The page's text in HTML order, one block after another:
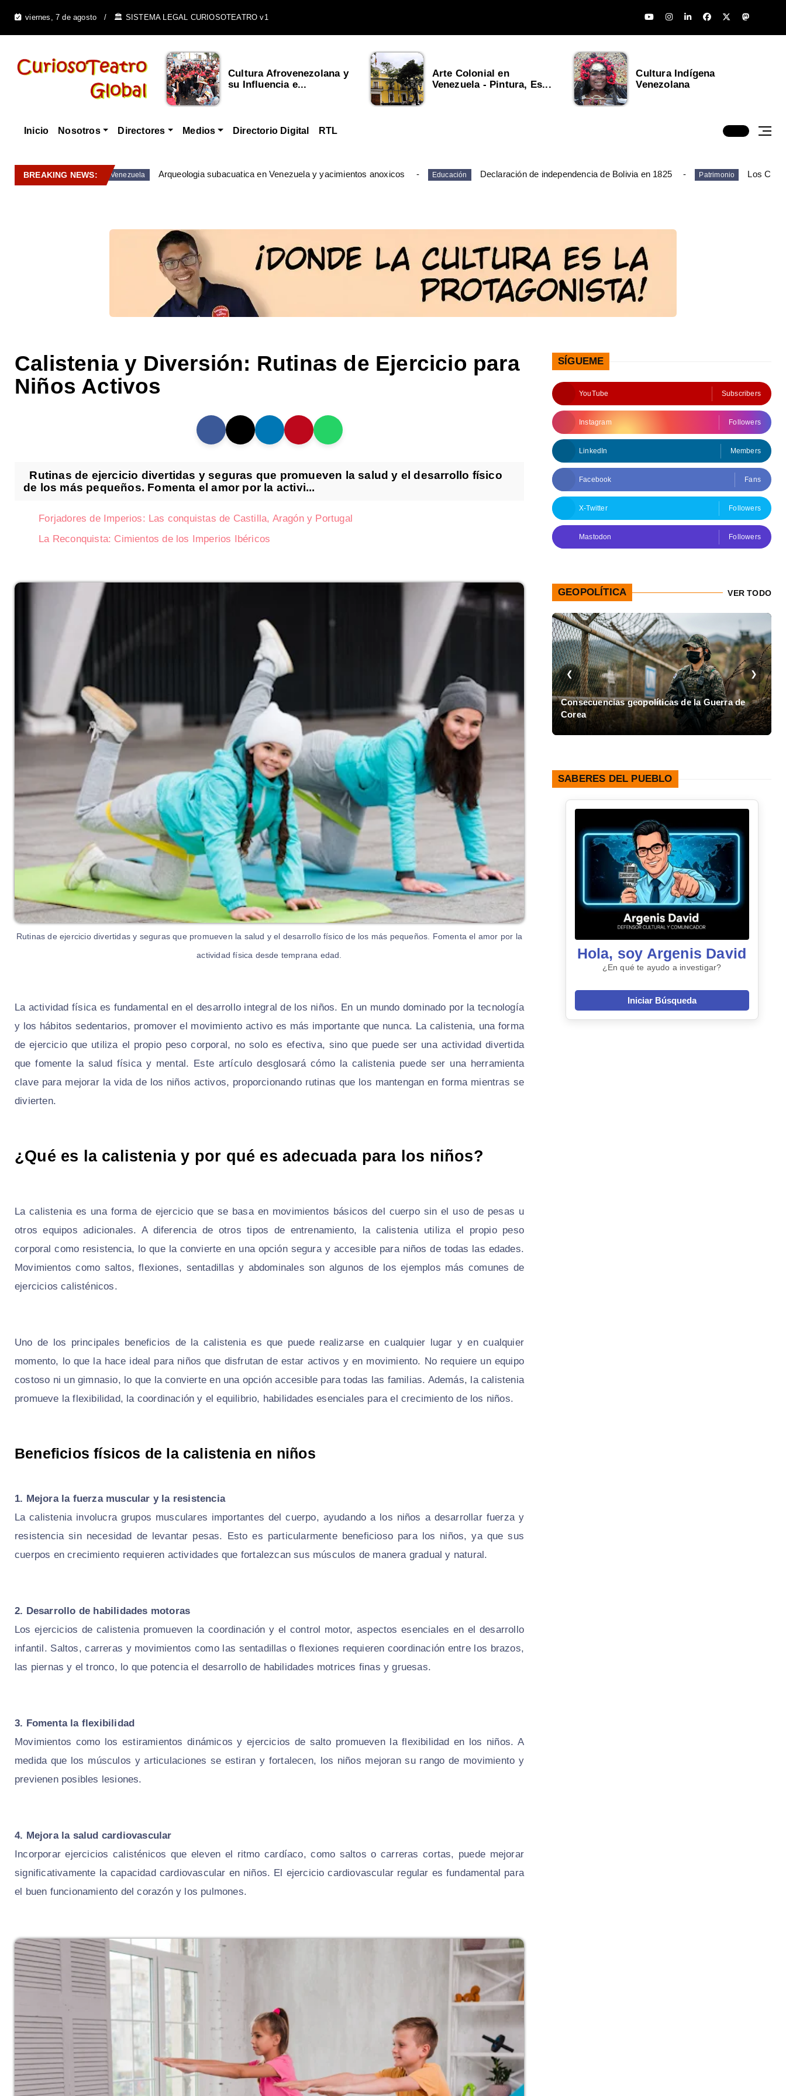
viernes, 7 de agosto 🏛️ SISTEMA LEGAL CURIOSOTEATRO v1
Cultura Afrovenezolana y
su Influencia e...
Arte Colonial en
Venezuela - Pintura, Es...
Cultura Indígena
Venezolana
Inicio Nosotros Directores Medios Directorio Digital RTL
BREAKING NEWS: Venezuela Arqueologia subacuatica en Venezuela y yacimientos anoxicos Educación Declaración de independencia de Bolivia en 1825 Patrimonio Los
Calistenia y Diversión: Rutinas de Ejercicio para
Niños Activos
Rutinas de ejercicio divertidas y seguras que promueven la salud y el desarrollo físico
de los más pequeños. Fomenta el amor por la activi...
Forjadores de Imperios: Las conquistas de Castilla, Aragón y Portugal
La Reconquista: Cimientos de los Imperios Ibéricos
Rutinas de ejercicio divertidas y seguras que promueven la salud y el desarrollo físico de los más pequeños. Fomenta el amor por la
actividad física desde temprana edad.
La actividad física es fundamental en el desarrollo integral de los niños. En un mundo dominado por la tecnología
y los hábitos sedentarios, promover el movimiento activo es más importante que nunca. La calistenia, una forma
de ejercicio que utiliza el propio peso corporal, no solo es efectiva, sino que puede ser una actividad divertida
que fomente la salud física y mental. Este artículo desglosará cómo la calistenia puede ser una herramienta
clave para mejorar la vida de los niños activos, proporcionando rutinas que los mantengan en forma mientras se
divierten.
¿Qué es la calistenia y por qué es adecuada para los niños?
La calistenia es una forma de ejercicio que se basa en movimientos básicos del cuerpo sin el uso de pesas u
otros equipos adicionales. A diferencia de otros tipos de entrenamiento, la calistenia utiliza el propio peso
corporal como resistencia, lo que la convierte en una opción segura y accesible para niños de todas las edades.
Movimientos como saltos, flexiones, sentadillas y abdominales son algunos de los ejemplos más comunes de
ejercicios calisténicos.
Uno de los principales beneficios de la calistenia es que puede realizarse en cualquier lugar y en cualquier
momento, lo que la hace ideal para niños que disfrutan de estar activos y en movimiento. No requiere un equipo
costoso ni un gimnasio, lo que la convierte en una opción accesible para todas las familias. Además, la calistenia
promueve la flexibilidad, la coordinación y el equilibrio, habilidades esenciales para el crecimiento de los niños.
Beneficios físicos de la calistenia en niños
1. Mejora la fuerza muscular y la resistencia
La calistenia involucra grupos musculares importantes del cuerpo, ayudando a los niños a desarrollar fuerza y
resistencia sin necesidad de levantar pesas. Esto es particularmente beneficioso para los niños, ya que sus
cuerpos en crecimiento requieren actividades que fortalezcan sus músculos de manera gradual y natural.
2. Desarrollo de habilidades motoras
Los ejercicios de calistenia promueven la coordinación y el control motor, aspectos esenciales en el desarrollo
infantil. Saltos, carreras y movimientos como las sentadillas o flexiones requieren coordinación entre los brazos,
las piernas y el tronco, lo que potencia el desarrollo de habilidades motrices finas y gruesas.
3. Fomenta la flexibilidad
Movimientos como los estiramientos dinámicos y ejercicios de salto promueven la flexibilidad en los niños. A
medida que los músculos y articulaciones se estiran y fortalecen, los niños mejoran su rango de movimiento y
previenen posibles lesiones.
4. Mejora la salud cardiovascular
Incorporar ejercicios calisténicos que eleven el ritmo cardíaco, como saltos o carreras cortas, puede mejorar
significativamente la capacidad cardiovascular en niños. El ejercicio cardiovascular regular es fundamental para
el buen funcionamiento del corazón y los pulmones.
SÍGUEME
YouTube Subscribers
Instagram Followers
LinkedIn Members
Facebook Fans
X-Twitter Followers
Mastodon Followers
GEOPOLÍTICA VER TODO
❮
Subasta de CITGO: Cronograma y Ofertas en
Delaware
Consecuencias geopolíticas de la Guerra de
Corea
❯
SABERES DEL PUEBLO
Hola, soy Argenis David
¿En qué te ayudo a investigar?
Iniciar Búsqueda